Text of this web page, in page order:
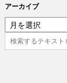
ゴ
リ
ー
アーカイブ
ア
ー
カ
イ